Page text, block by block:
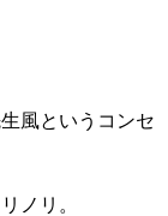
風というコンセ
ノリ。